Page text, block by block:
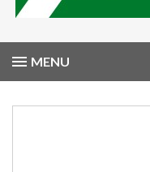
MENU